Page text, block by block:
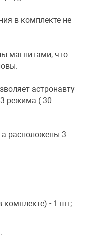
в комплекте не
магнитами, что
астронавту
режима ( 30
расположены 3
комплекте) - 1 шт;